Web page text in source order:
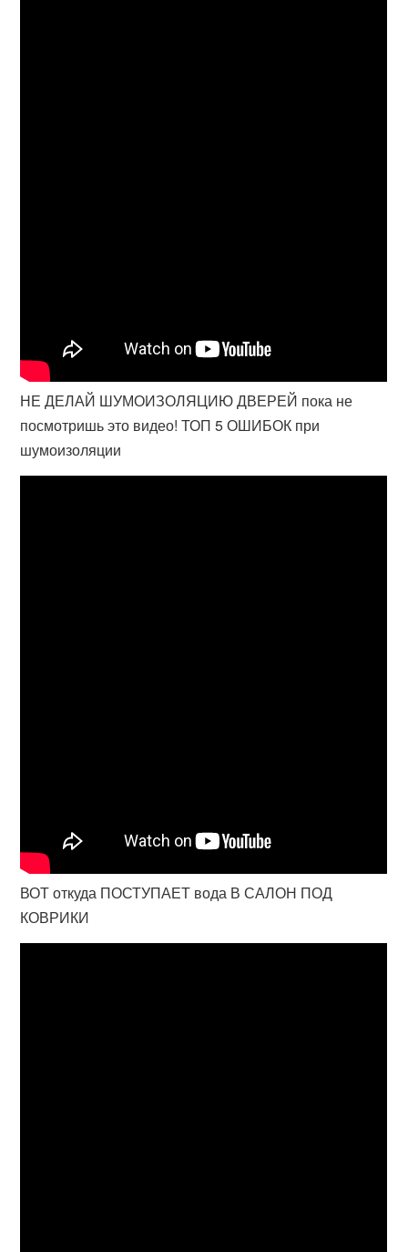
НЕ ДЕЛАЙ ШУМОИЗОЛЯЦИЮ ДВЕРЕЙ пока не
посмотришь это видео! ТОП 5 ОШИБОК при
шумоизоляции
ВОТ откуда ПОСТУПАЕТ вода В САЛОН ПОД
КОВРИКИ